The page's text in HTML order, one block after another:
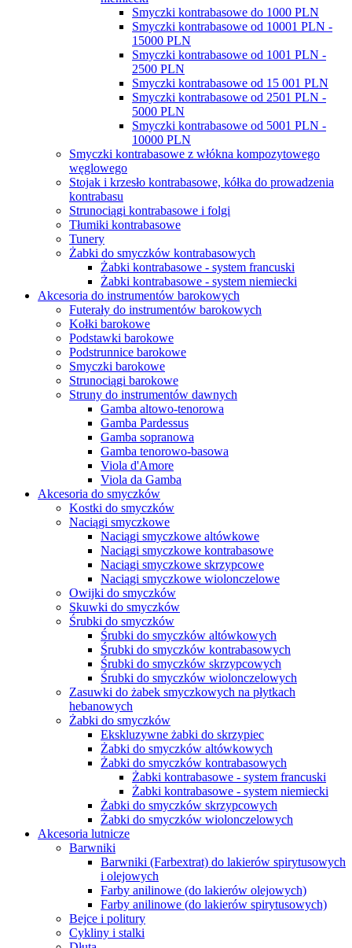
Smyczki kontrabasowe do 1000 PLN
Smyczki kontrabasowe od 10001 PLN -
15000 PLN
Smyczki kontrabasowe od 1001 PLN -
2500 PLN
Smyczki kontrabasowe od 15 001 PLN
Smyczki kontrabasowe od 2501 PLN -
5000 PLN
Smyczki kontrabasowe od 5001 PLN -
10000 PLN
Smyczki kontrabasowe z włókna kompozytowego
węglowego
Stojak i krzesło kontrabasowe, kółka do prowadzenia
kontrabasu
Strunociągi kontrabasowe i folgi
Tłumiki kontrabasowe
Tunery
Żabki do smyczków kontrabasowych
Żabki kontrabasowe - system francuski
Żabki kontrabasowe - system niemiecki
Akcesoria do instrumentów barokowych
Futerały do instrumentów barokowych
Kołki barokowe
Podstawki barokowe
Podstrunnice barokowe
Smyczki barokowe
Strunociągi barokowe
Struny do instrumentów dawnych
Gamba altowo-tenorowa
Gamba Pardessus
Gamba sopranowa
Gamba tenorowo-basowa
Viola d'Amore
Viola da Gamba
Akcesoria do smyczków
Kostki do smyczków
Naciągi smyczkowe
Naciągi smyczkowe altówkowe
Naciągi smyczkowe kontrabasowe
Naciągi smyczkowe skrzypcowe
Naciągi smyczkowe wiolonczelowe
Owijki do smyczków
Skuwki do smyczków
Śrubki do smyczków
Śrubki do smyczków altówkowych
Śrubki do smyczków kontrabasowych
Śrubki do smyczków skrzypcowych
Śrubki do smyczków wiolonczelowych
Zasuwki do żabek smyczkowych na płytkach
hebanowych
Żabki do smyczków
Ekskluzywne żabki do skrzypiec
Żabki do smyczków altówkowych
Żabki do smyczków kontrabasowych
Żabki kontrabasowe - system francuski
Żabki kontrabasowe - system niemiecki
Żabki do smyczków skrzypcowych
Żabki do smyczków wiolonczelowych
Akcesoria lutnicze
Barwniki
Barwniki (Farbextrat) do lakierów spirytusowych
i olejowych
Farby anilinowe (do lakierów olejowych)
Farby anilinowe (do lakierów spirytusowych)
Bejce i politury
Cykliny i stalki